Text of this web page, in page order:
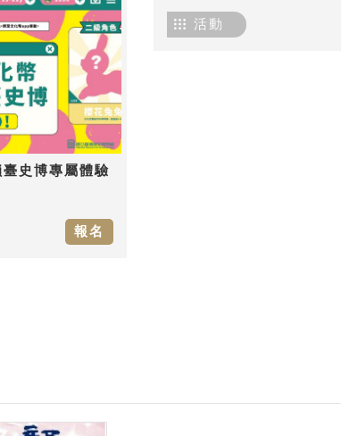
活動
史博專屬體驗
報名